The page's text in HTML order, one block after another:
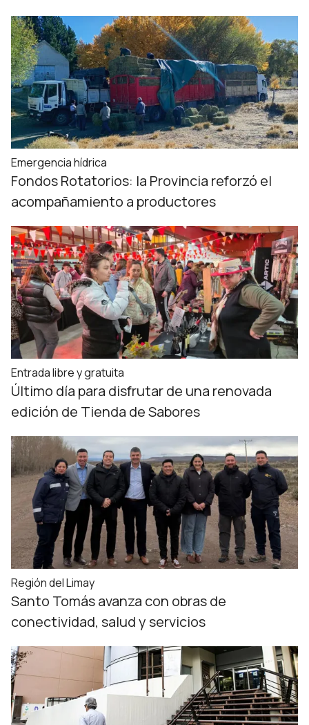
Emergencia hídrica
Fondos Rotatorios: la Provincia reforzó el
acompañamiento a productores
Entrada libre y gratuita
Último día para disfrutar de una renovada
edición de Tienda de Sabores
Región del Limay
Santo Tomás avanza con obras de
conectividad, salud y servicios